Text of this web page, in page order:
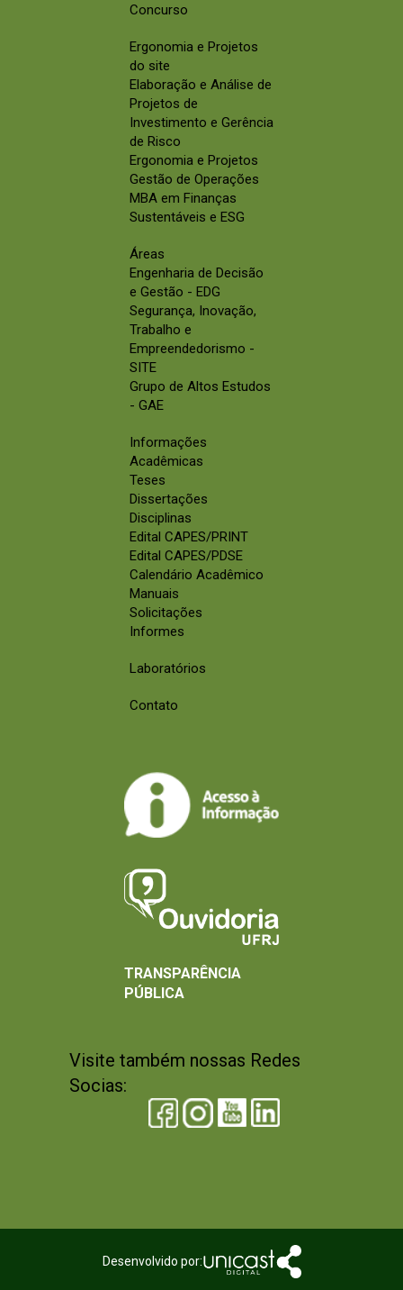
Concurso
Ergonomia e Projetos
do site
Elaboração e Análise de
Projetos de
Investimento e Gerência
de Risco
Ergonomia e Projetos
Gestão de Operações
MBA em Finanças
Sustentáveis e ESG
Áreas
Engenharia de Decisão
e Gestão - EDG
Segurança, Inovação,
Trabalho e
Empreendedorismo -
SITE
Grupo de Altos Estudos
- GAE
Informações
Acadêmicas
Teses
Dissertações
Disciplinas
Edital CAPES/PRINT
Edital CAPES/PDSE
Calendário Acadêmico
Manuais
Solicitações
Informes
Laboratórios
Contato
Visite também nossas Redes
Socias:
TRANSPARÊNCIA
PÚBLICA
Desenvolvido por: